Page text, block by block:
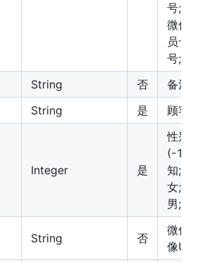
号
微信
员卡
号;)
String 否
备注
String 是 顾客
Integer 是
性别
(-1:未
知;0:
女;1:
男;)
String 否
微信
像